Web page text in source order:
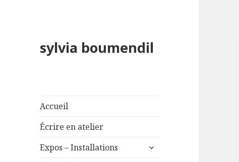
sylvia boumendil
Accueil
Écrire en atelier
Expos – Installations
ouvrir